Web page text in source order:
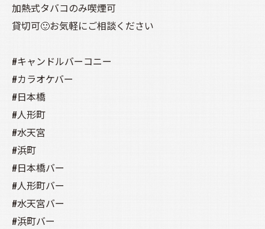
加熱式タバコのみ喫煙可
貸切可🙂お気軽にご相談ください
#キャンドルバーコニー
#カラオケバー
#日本橋
#人形町
#水天宮
#浜町
#日本橋バー
#人形町バー
#水天宮バー
#浜町バー